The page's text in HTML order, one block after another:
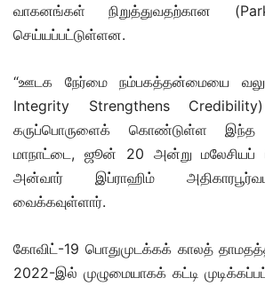
வாகனங்கள் நிறுத்துவதற்கான
செய்யப்பட்டுள்ளன.
“ஊடக நேர்மை நம்பகத்தன்மையை
Integrity Strengthens
கருப்பொருளைக் கொண்டுள்ள இந்த
மாநாட்டை, ஜூன் 20 அன்று மலேசியப்
அன்வார் இப்ராஹிம்
வைக்கவுள்ளார்.
கோவிட்-19 பொதுமுடக்கக் காலத்
2022-இல் முழுமையாகக் கட்டி